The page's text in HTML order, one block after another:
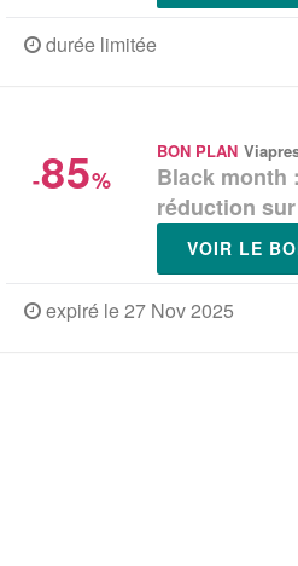
durée limitée
-85%
BON PLAN
Black month
réduction
VOIR LE
expiré le 27 Nov 2025